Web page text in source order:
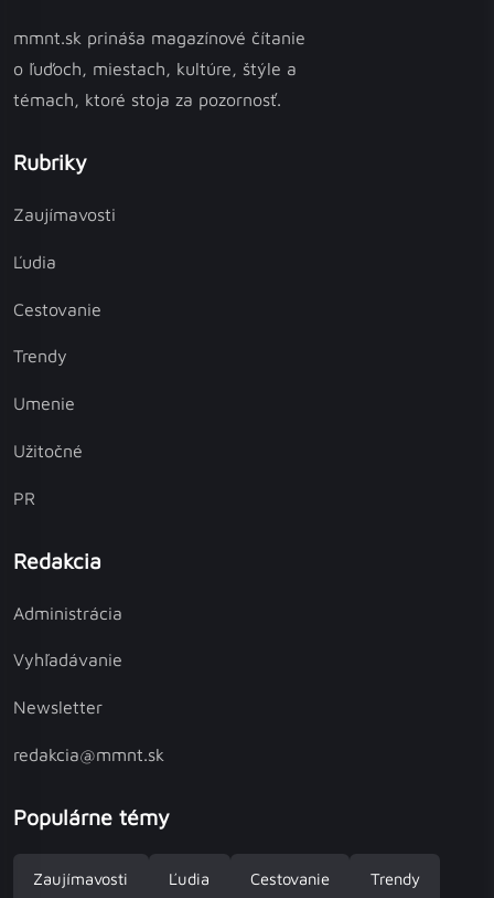
mmnt.sk prináša magazínové čítanie
o ľuďoch, miestach, kultúre, štýle a
témach, ktoré stoja za pozornosť.
Rubriky
Zaujímavosti
Ľudia
Cestovanie
Trendy
Umenie
Užitočné
PR
Redakcia
Administrácia
Vyhľadávanie
Newsletter
redakcia@mmnt.sk
Populárne témy
Zaujímavosti Ľudia Cestovanie Trendy